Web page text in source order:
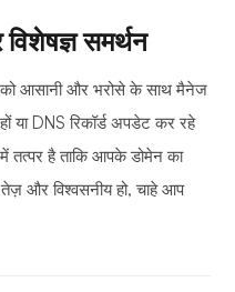
समर्थन
आसानी और भरोसे के साथ मैनेज
या DNS रिकॉर्ड अपडेट कर रहे
तत्पर है ताकि आपके डोमेन का
और विश्वसनीय हो, चाहे आप